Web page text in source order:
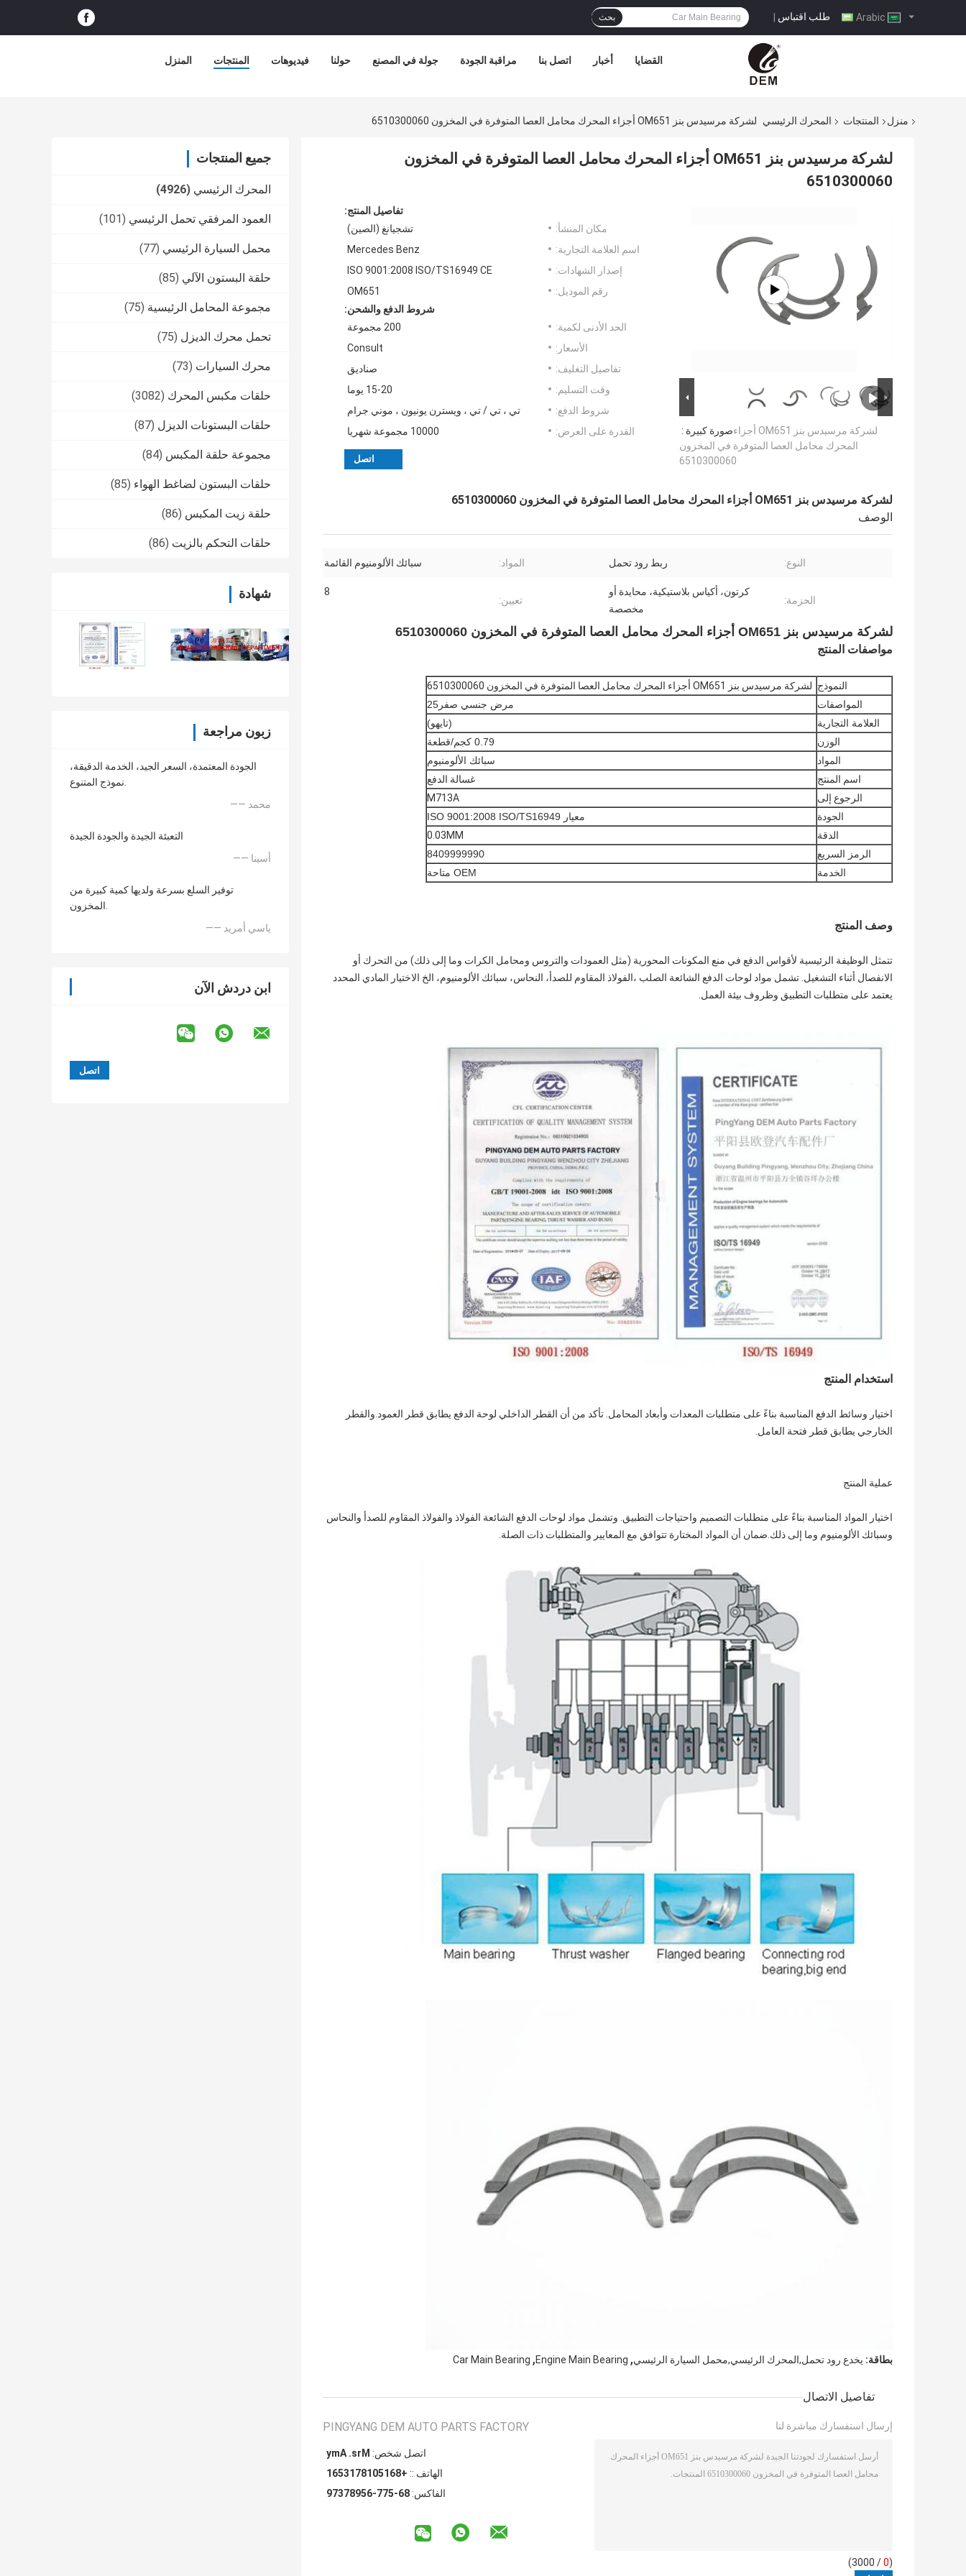
طلب اقتباس | بحث
المنزل المنتجات فيديوهات حولنا جولة في المصنع مراقبة الجودة اتصل بنا أخبار القضايا
منزل المنتجات المحرك الرئيسي لشركة مرسيدس بنز OM651 أجزاء المحرك محامل العصا المتوفرة في المخزون 6510300060
جميع المنتجات
المحرك الرئيسي (4926)
العمود المرفقي تحمل الرئيسي (101)
محمل السيارة الرئيسي (77)
حلقة البستون الآلي (85)
مجموعة المحامل الرئيسية (75)
تحمل محرك الديزل (75)
محرك السيارات (73)
حلقات مكبس المحرك (3082)
حلقات البستونات الديزل (87)
مجموعة حلقة المكبس (84)
حلقات البستون لضاغط الهواء (85)
حلقة زيت المكبس (86)
حلقات التحكم بالزيت (86)
شهادة
زبون مراجعة
الجودة المعتمدة، السعر الجيد، الخدمة الدقيقة،
نموذج المتنوع.
—— محمد
التعبئة الجيدة والجودة الجيدة
—— أسينا
توفير السلع بسرعة ولديها كمية كبيرة من
المخزون.
—— ياسي أمريد
ابن دردش الآن
لشركة مرسيدس بنز OM651 أجزاء المحرك محامل العصا المتوفرة في المخزون
6510300060
صورة كبيرة :لشركة مرسيدس بنز OM651 أجزاء
المحرك محامل العصا المتوفرة في المخزون
6510300060
تفاصيل المنتج:
مكان المنشأ:
تشجيانغ (الصين)
اسم العلامة التجارية:
Mercedes Benz
إصدار الشهادات:
ISO 9001:2008 ISO/TS16949 CE
رقم الموديل:
OM651
شروط الدفع والشحن:
الحد الأدنى لكمية:
200 مجموعة
الأسعار:
Consult
تفاصيل التغليف:
صناديق
وقت التسليم:
15-20 يوما
شروط الدفع:
تي ، تي / تي ، ويسترن يونيون ، موني جرام
القدرة على العرض:
10000 مجموعة شهريا
اتصل
لشركة مرسيدس بنز OM651 أجزاء المحرك محامل العصا المتوفرة في المخزون 6510300060
الوصف
النوع: ربط رود تحمل المواد: سبائك الألومنيوم القائمة
الحزمة:
كرتون، أكياس بلاستيكية، محايدة أو
مخصصة
تعيين:
8
لشركة مرسيدس بنز OM651 أجزاء المحرك محامل العصا المتوفرة في المخزون 6510300060
مواصفات المنتج
النموذج لشركة مرسيدس بنز OM651 أجزاء المحرك محامل العصا المتوفرة في المخزون 6510300060
المواصفات
مرض جنسي صفر25
العلامة التجارية
(تايهو)
الوزن
0.79 كجم/قطعة
المواد
سبائك الألومنيوم
اسم المنتج
غسالة الدفع
الرجوع إلى
M713A
الجودة
معيار ISO 9001:2008 ISO/TS16949
الدقة
0.03MM
الرمز السريع
8409999990
الخدمة
OEM متاحة
وصف المنتج
تتمثل الوظيفة الرئيسية لأقواس الدفع في منع المكونات المحورية (مثل العمودات والتروس ومحامل الكرات وما إلى ذلك) من التحرك أو
الانفصال أثناء التشغيل. تشمل مواد لوحات الدفع الشائعة الصلب ،الفولاذ المقاوم للصدأ، النحاس، سبائك الألومنيوم، الخ الاختيار المادي المحدد
يعتمد على متطلبات التطبيق وظروف بيئة العمل.
استخدام المنتج
اختيار وسائط الدفع المناسبة بناءً على متطلبات المعدات وأبعاد المحامل. تأكد من أن القطر الداخلي لوحة الدفع يطابق قطر العمود.والقطر
الخارجي يطابق قطر فتحة العامل.
عملية المنتج
اختيار المواد المناسبة بناءً على متطلبات التصميم واحتياجات التطبيق. وتشمل مواد لوحات الدفع الشائعة الفولاذ والفولاذ المقاوم للصدأ والنحاس
وسبائك الألومنيوم وما إلى ذلك.ضمان أن المواد المختارة تتوافق مع المعايير والمتطلبات ذات الصلة.
بطاقة: يخدع رود تحمل,المحرك الرئيسي,محمل السيارة الرئيسي,
Engine Main Bearing
,
Car Main Bearing
تفاصيل الاتصال
PINGYANG DEM AUTO PARTS FACTORY
اتصل شخص: Mrs. Amy
الهاتف :: +8615018713561
الفاكس: 86-577-65987379
إرسال استفسارك مباشرة لنا
(
0
/ 3000)